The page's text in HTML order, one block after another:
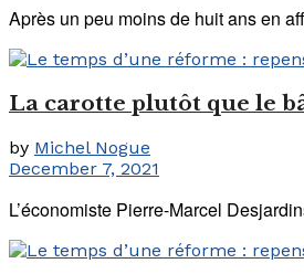
Après un peu moins de huit ans en
La carotte plutôt que le
by Michel Nogue
December 7, 2021
L’économiste Pierre-Marcel